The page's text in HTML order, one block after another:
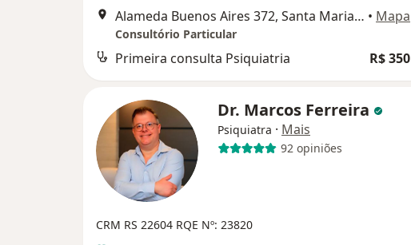
Alameda Buenos Aires 372, Santa Maria, RS • Mapa
Consultório Particular
Primeira consulta Psiquiatria R$ 350
Dr. Marcos Ferreira
Psiquiatra · Mais
92 opiniões
CRM RS 22604 RQE Nº: 23820